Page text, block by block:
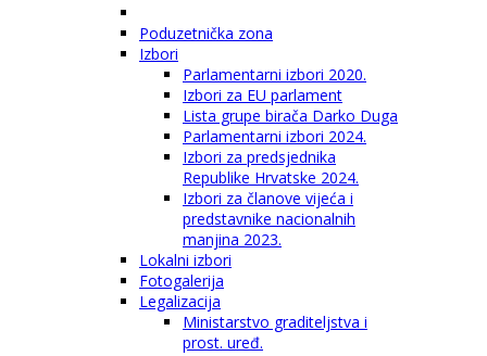
Poduzetnička zona
Izbori
Parlamentarni izbori 2020.
Izbori za EU parlament
Lista grupe birača Darko Duga
Parlamentarni izbori 2024.
Izbori za predsjednika
Republike Hrvatske 2024.
Izbori za članove vijeća i
predstavnike nacionalnih
manjina 2023.
Lokalni izbori
Fotogalerija
Legalizacija
Ministarstvo graditeljstva i
prost. uređ.